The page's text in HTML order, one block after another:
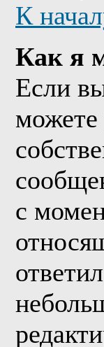
К
Как я
Если
можете
с